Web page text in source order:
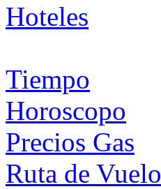
Hoteles
Tiempo
Horoscopo
Precios Gas
Ruta de Vuelo